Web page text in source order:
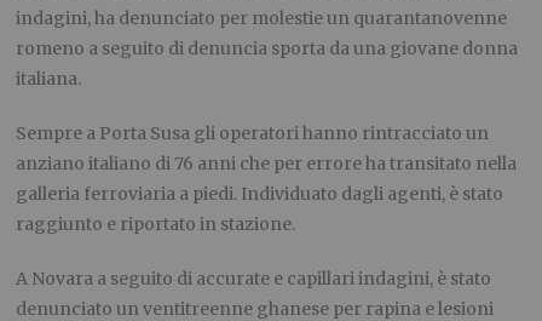
indagini, ha denunciato per molestie un quarantanovenne
romeno a seguito di denuncia sporta da una giovane donna
italiana.
Sempre a Porta Susa gli operatori hanno rintracciato un
anziano italiano di 76 anni che per errore ha transitato nella
galleria ferroviaria a piedi. Individuato dagli agenti, è stato
raggiunto e riportato in stazione.
A Novara a seguito di accurate e capillari indagini, è stato
denunciato un ventitreenne ghanese per rapina e lesioni